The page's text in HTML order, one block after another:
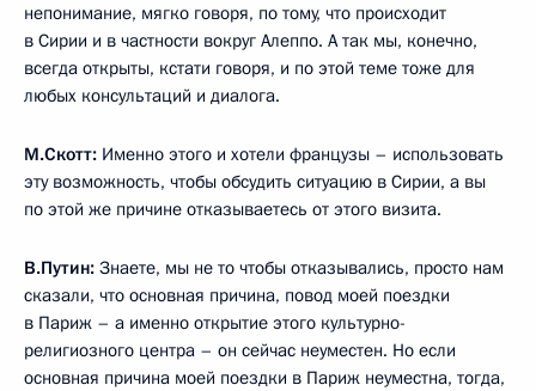
непонимание, мягко говоря, по тому, что происходит
в Сирии и в частности вокруг Алеппо. А так мы, конечно,
всегда открыты, кстати говоря, и по этой теме тоже для
любых консультаций и диалога.
М.Скотт: Именно этого и хотели французы – использовать
эту возможность, чтобы обсудить ситуацию в Сирии, а вы
по этой же причине отказываетесь от этого визита.
В.Путин: Знаете, мы не то чтобы отказывались, просто нам
сказали, что основная причина, повод моей поездки
в Париж – а именно открытие этого культурно-
религиозного центра – он сейчас неуместен. Но если
основная причина моей поездки в Париж неуместна, тогда,